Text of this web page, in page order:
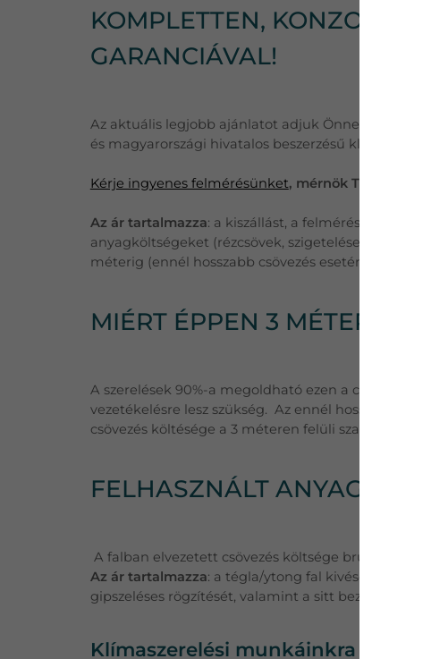
KOMPLETTEN, KONZOLLAL,
GARANCIÁVAL!
Az aktuális legjobb ajánlatot adjuk Önnek, több
és magyarországi hivatalos beszerzésű klímákkal,
Kérje ingyenes felmérésünket, mérnök Tanácsadó
Az ár tartalmazza: a kiszállást, a felmérést, egy fal
anyagköltségeket (rézcsövek, szigetelések, kültéri
méterig (ennél hosszabb csövezés esetén a plusz
MIÉRT ÉPPEN 3 MÉTER AZ
A szerelések 90%-a megoldható ezen a csőhosszon
vezetékelésre lesz szükség. Az ennél hosszabb
csövezés költésége a 3 méteren felüli szakaszra
FELHASZNÁLT ANYAGOK»
A falban elvezetett csövezés költsége bruttó 20.000
Az ár tartalmazza: a tégla/ytong fal kivésését, a
gipszeléses rögzítését, valamint a sitt bezsákolását. (
Klímaszerelési munkáinkra